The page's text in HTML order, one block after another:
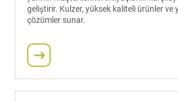
geliştirir. Kulzer, yüksek kaliteli ürünler ve
çözümler sunar.